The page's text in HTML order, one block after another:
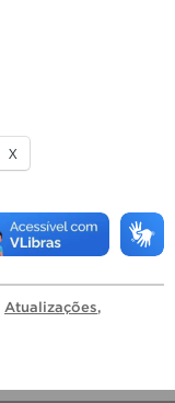
X
Atualizações,